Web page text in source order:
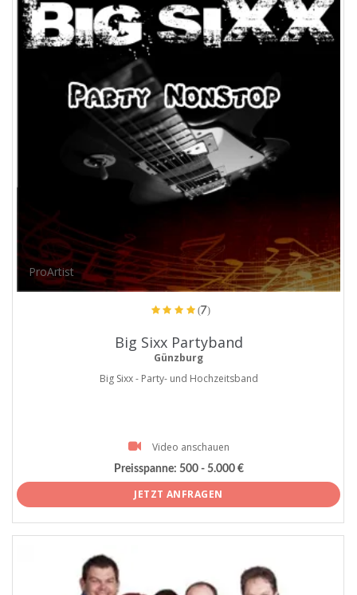
ProArtist
(7)
Big Sixx Partyband
Günzburg
Big Sixx - Party- und Hochzeitsband
Video anschauen
Preisspanne: 500 - 5.000 €
JETZT ANFRAGEN